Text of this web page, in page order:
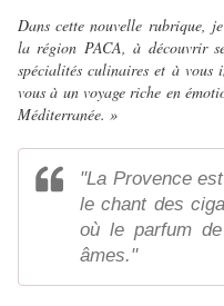
Dans cette nouvelle rubrique,
la région PACA, à découvrir
spécialités culinaires et à vous
vous à un voyage riche en
Méditerranée. »
"La Provence
le chant des
où le parfum
âmes."